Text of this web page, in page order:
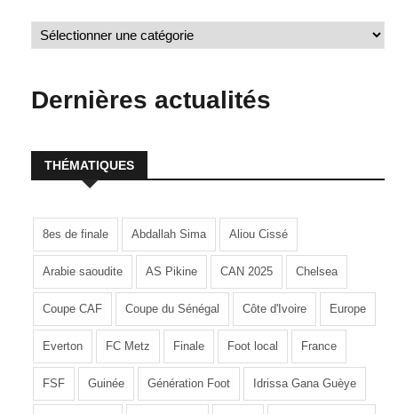
Dernières actualités
THÉMATIQUES
8es de finale Abdallah Sima Aliou Cissé
Arabie saoudite AS Pikine CAN 2025 Chelsea
Coupe CAF Coupe du Sénégal Côte d'Ivoire Europe
Everton FC Metz Finale Foot local France
FSF Guinée Génération Foot Idrissa Gana Guèye